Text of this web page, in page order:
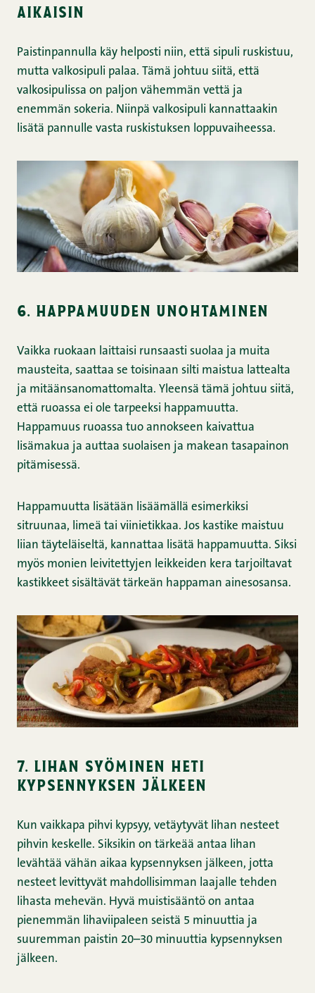
aikaisin
Paistinpannulla käy helposti niin, että sipuli ruskistuu,
mutta valkosipuli palaa. Tämä johtuu siitä, että
valkosipulissa on paljon vähemmän vettä ja
enemmän sokeria. Niinpä valkosipuli kannattaakin
lisätä pannulle vasta ruskistuksen loppuvaiheessa.
6. happamuuden unohtaminen
Vaikka ruokaan laittaisi runsaasti suolaa ja muita
mausteita, saattaa se toisinaan silti maistua lattealta
ja mitäänsanomattomalta. Yleensä tämä johtuu siitä,
että ruoassa ei ole tarpeeksi happamuutta.
Happamuus ruoassa tuo annokseen kaivattua
lisämakua ja auttaa suolaisen ja makean tasapainon
pitämisessä.
Happamuutta lisätään lisäämällä esimerkiksi
sitruunaa, limeä tai viinietikkaa. Jos kastike maistuu
liian täyteläiseltä, kannattaa lisätä happamuutta. Siksi
myös monien leivitettyjen leikkeiden kera tarjoiltavat
kastikkeet sisältävät tärkeän happaman ainesosansa.
7. lihan syöminen heti
kypsennyksen jälkeen
Kun vaikkapa pihvi kypsyy, vetäytyvät lihan nesteet
pihvin keskelle. Siksikin on tärkeää antaa lihan
levähtää vähän aikaa kypsennyksen jälkeen, jotta
nesteet levittyvät mahdollisimman laajalle tehden
lihasta mehevän. Hyvä muistisääntö on antaa
pienemmän lihaviipaleen seistä 5 minuuttia ja
suuremman paistin 20–30 minuuttia kypsennyksen
jälkeen.